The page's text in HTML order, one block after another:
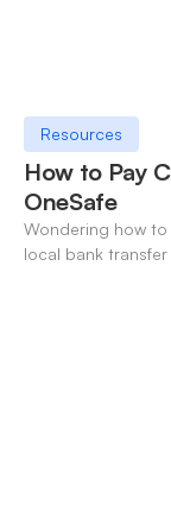
Resources
How to Pay
OneSafe
Wondering how
local bank